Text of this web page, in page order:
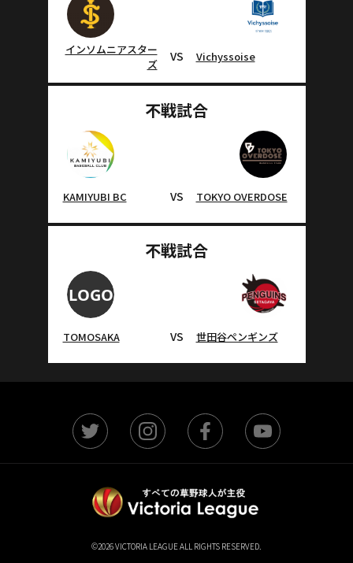
インソムニアスター
ズ
VS Vichyssoise
不戦試合
KAMIYUBI BC VS TOKYO OVERDOSE
不戦試合
TOMOSAKA VS 世田谷ペンギンズ
©2026 VICTORIA LEAGUE ALL RIGHTS RESERVED.